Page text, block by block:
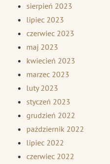
sierpień 2023
lipiec 2023
czerwiec 2023
maj 2023
kwiecień 2023
marzec 2023
luty 2023
styczeń 2023
grudzień 2022
październik 2022
lipiec 2022
czerwiec 2022